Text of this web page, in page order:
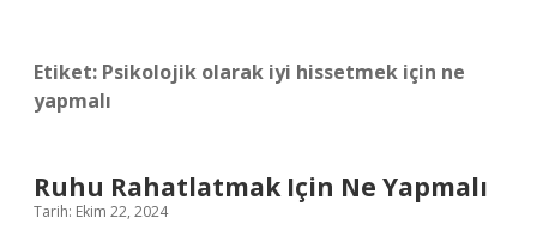
Etiket: Psikolojik olarak iyi hissetmek için ne
yapmalı
Ruhu Rahatlatmak Için Ne Yapmalı
Tarih: Ekim 22, 2024